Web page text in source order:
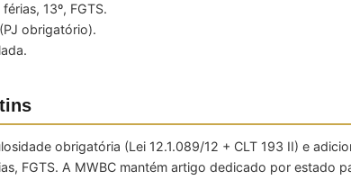
13º, FGTS.
obrigatório).
obrigatória (Lei 12.1.089/12 + CLT 193 II) e
FGTS. A MWBC mantém artigo dedicado por estado